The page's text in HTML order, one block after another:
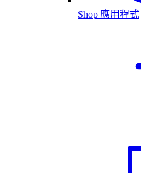
Shop 應用程式